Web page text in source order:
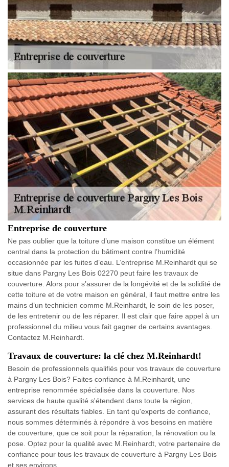
Entreprise de couverture
Ne pas oublier que la toiture d’une maison constitue un élément
central dans la protection du bâtiment contre l’humidité
occasionnée par les fuites d’eau. L’entreprise M.Reinhardt qui se
situe dans Pargny Les Bois 02270 peut faire les travaux de
couverture. Alors pour s’assurer de la longévité et de la solidité de
cette toiture et de votre maison en général, il faut mettre entre les
mains d’un technicien comme M.Reinhardt, le soin de les poser,
de les entretenir ou de les réparer. Il est clair que faire appel à un
professionnel du milieu vous fait gagner de certains avantages.
Contactez M.Reinhardt.
Travaux de couverture: la clé chez M.Reinhardt!
Besoin de professionnels qualifiés pour vos travaux de couverture
à Pargny Les Bois? Faites confiance à M.Reinhardt, une
entreprise renommée spécialisée dans la couverture. Nos
services de haute qualité s'étendent dans toute la région,
assurant des résultats fiables. En tant qu'experts de confiance,
nous sommes déterminés à répondre à vos besoins en matière
de couverture, que ce soit pour la réparation, la rénovation ou la
pose. Optez pour la qualité avec M.Reinhardt, votre partenaire de
confiance pour tous les travaux de couverture à Pargny Les Bois
et ses environs.